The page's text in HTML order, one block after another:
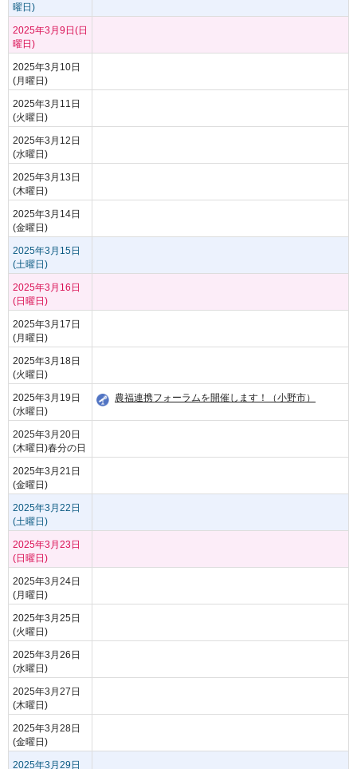
曜日)
2025年3月9日(日
曜日)
2025年3月10日
(月曜日)
2025年3月11日
(火曜日)
2025年3月12日
(水曜日)
2025年3月13日
(木曜日)
2025年3月14日
(金曜日)
2025年3月15日
(土曜日)
2025年3月16日
(日曜日)
2025年3月17日
(月曜日)
2025年3月18日
(火曜日)
2025年3月19日
(水曜日)
農福連携フォーラムを開催します！（小野市）
2025年3月20日
(木曜日)春分の日
2025年3月21日
(金曜日)
2025年3月22日
(土曜日)
2025年3月23日
(日曜日)
2025年3月24日
(月曜日)
2025年3月25日
(火曜日)
2025年3月26日
(水曜日)
2025年3月27日
(木曜日)
2025年3月28日
(金曜日)
2025年3月29日